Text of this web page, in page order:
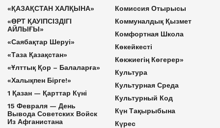
«ҚАЗАҚСТАН ХАЛҚЫНА»
«ӨРТ ҚАУІПСІЗДІГІ
АЙЛЫҒЫ»
«Саябақтар Шеруі»
«Таза Қазақстан»
«Ұлттық Қор – Балаларға»
«Халықпен Бірге!»
1 Қазан — Қарттар Күні
15 Февраля — День
Вывода Советских Войск
Из Афганистана
Комиссия Отырысы
Коммуналдық Қызмет
Комфортная Школа
Көкейкесті
Көкжиегің Көгерер»
Культура
Культурная Среда
Культурный Код
Күн Тақырыбына
Күрес